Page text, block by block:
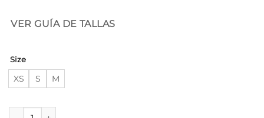
VER GUÍA DE TALLAS
Size
XS S M
Bata en satín delicado verde - 300188 cantidad